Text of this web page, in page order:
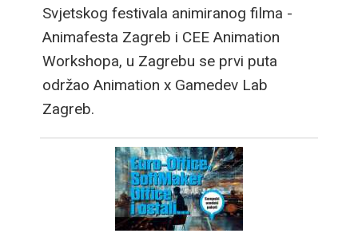
Svjetskog festivala animiranog filma -
Animafesta Zagreb i CEE Animation
Workshopa, u Zagrebu se prvi puta
održao Animation x Gamedev Lab
Zagreb.